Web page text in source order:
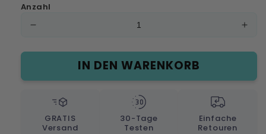
Anzahl
Menge
ThermaPod™
Infrarot-
Saunadecke
IN DEN WARENKORB
GRATIS
Versand
30-Tage
Testen
Einfache
Retouren